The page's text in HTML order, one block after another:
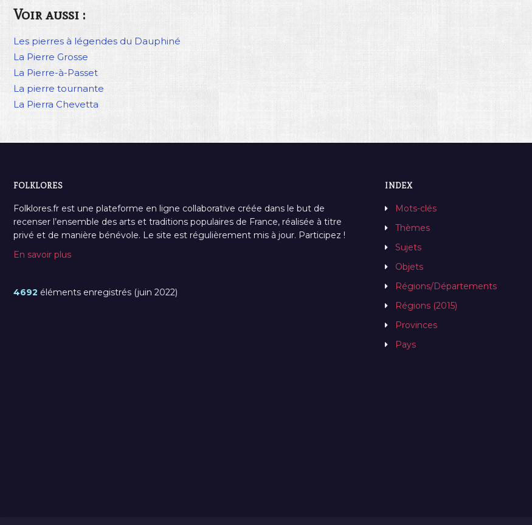
Voir aussi :
Les pierres à légendes du Dauphiné
La Pierre Grosse
La Pierre-à-Passet
La pierre tournante
La Pierra Chevetta
FOLKLORES
Folklores.fr est une plateforme en ligne collaborative créée dans le but de
recenser l’ensemble des arts et traditions populaires de France, réalisée à titre
privé et de manière bénévole. Le site est régulièrement mis à jour. Participez !
En savoir plus
4692 éléments enregistrés (juin 2022)
INDEX
Mots-clés
Thèmes
Sujets
Objets
Régions/Départements
Régions (2015)
Provinces
Pays